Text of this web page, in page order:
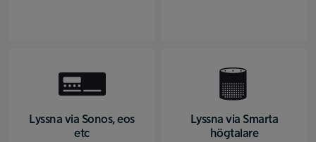
Lyssna via Sonos, eos
etc
Lyssna via Smarta
högtalare